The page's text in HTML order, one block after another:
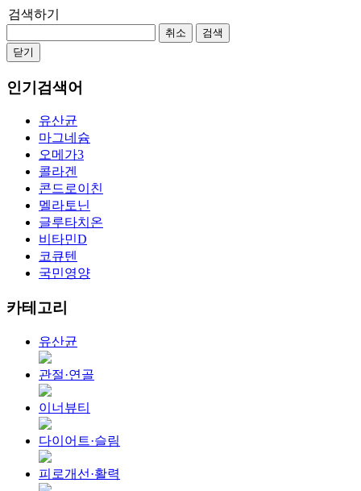
검색하기
취소
검색
닫기
인기검색어
유산균
마그네슘
오메가3
콜라겐
콘드로이친
멜라토닌
글루타치온
비타민D
코큐텐
국민영양
카테고리
유산균
관절·연골
이너뷰티
다이어트·슬림
피로개선·활력